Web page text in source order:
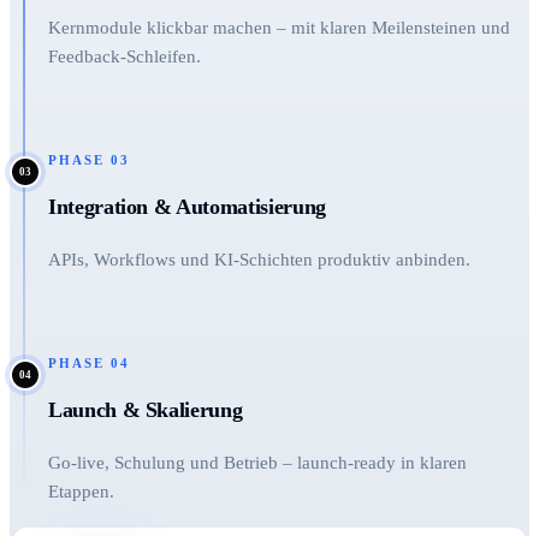
Kernmodule klickbar machen – mit klaren Meilensteinen und
Feedback-Schleifen.
03
PHASE 03
Integration & Automatisierung
APIs, Workflows und KI-Schichten produktiv anbinden.
04
PHASE 04
Launch & Skalierung
Go-live, Schulung und Betrieb – launch-ready in klaren
Etappen.